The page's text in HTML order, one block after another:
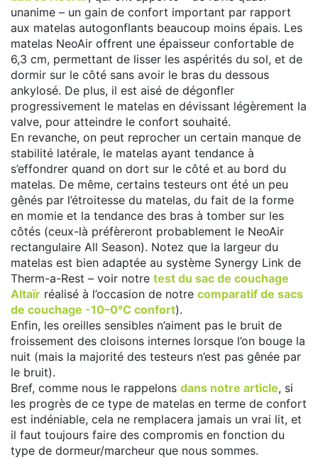
unanime – un gain de confort important par rapport
aux matelas autogonflants beaucoup moins épais. Les
matelas NeoAir offrent une épaisseur confortable de
6,3 cm, permettant de lisser les aspérités du sol, et de
dormir sur le côté sans avoir le bras du dessous
ankylosé. De plus, il est aisé de dégonfler
progressivement le matelas en dévissant légèrement la
valve, pour atteindre le confort souhaité.
En revanche, on peut reprocher un certain manque de
stabilité latérale, le matelas ayant tendance à
s’effondrer quand on dort sur le côté et au bord du
matelas. De même, certains testeurs ont été un peu
gênés par l’étroitesse du matelas, du fait de la forme
en momie et la tendance des bras à tomber sur les
côtés (ceux-là préfèreront probablement le NeoAir
rectangulaire All Season). Notez que la largeur du
matelas est bien adaptée au système Synergy Link de
Therm-a-Rest – voir notre test du sac de couchage
Altaïr réalisé à l’occasion de notre comparatif de sacs
de couchage -10–0°C confort).
Enfin, les oreilles sensibles n’aiment pas le bruit de
froissement des cloisons internes lorsque l’on bouge la
nuit (mais la majorité des testeurs n’est pas gênée par
le bruit).
Bref, comme nous le rappelons dans notre article, si
les progrès de ce type de matelas en terme de confort
est indéniable, cela ne remplacera jamais un vrai lit, et
il faut toujours faire des compromis en fonction du
type de dormeur/marcheur que nous sommes.